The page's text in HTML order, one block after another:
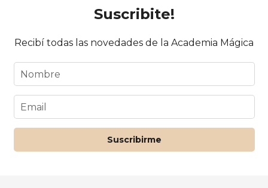
Suscribite!
Recibí todas las novedades de la Academia Mágica
Suscribirme